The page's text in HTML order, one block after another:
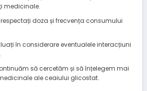
medicinale.
doza și frecvența consumului
în considerare eventualele interacțiuni
să cercetăm și să înțelegem mai
ale ceaiului glicostat.